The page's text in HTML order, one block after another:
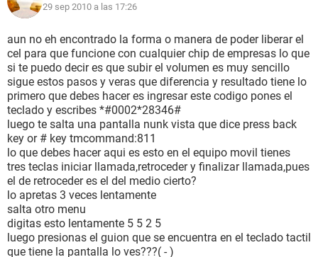
29 sep 2010 a las 17:26
aun no eh encontrado la forma o manera de poder liberar el
cel para que funcione con cualquier chip de empresas lo que
si te puedo decir es que subir el volumen es muy sencillo
sigue estos pasos y veras que diferencia y resultado tiene lo
primero que debes hacer es ingresar este codigo pones el
teclado y escribes *#0002*28346#
luego te salta una pantalla nunk vista que dice press back
key or # key tmcommand:811
lo que debes hacer aqui es esto en el equipo movil tienes
tres teclas iniciar llamada,retroceder y finalizar llamada,pues
el de retroceder es el del medio cierto?
lo apretas 3 veces lentamente
salta otro menu
digitas esto lentamente 5 5 2 5
luego presionas el guion que se encuentra en el teclado tactil
que tiene la pantalla lo ves???( - )